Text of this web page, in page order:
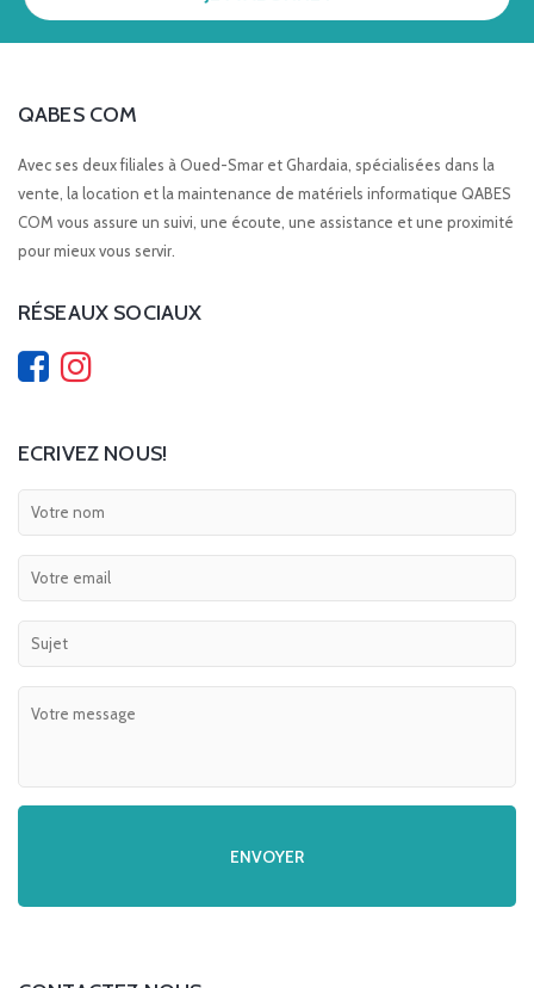
QABES COM
Avec ses deux filiales à Oued-Smar et Ghardaia, spécialisées dans la
vente, la location et la maintenance de matériels informatique QABES
COM vous assure un suivi, une écoute, une assistance et une proximité
pour mieux vous servir.
RÉSEAUX SOCIAUX
ECRIVEZ NOUS!